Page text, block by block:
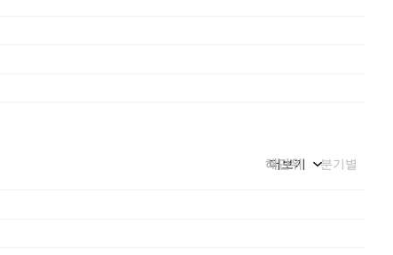
해단위 분기별
더보기